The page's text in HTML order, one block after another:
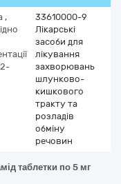
,
33610000-9
Лікарські
засоби для
лікування
захворювань
шлунково-
кишкового
тракту та
розладів
обміну
речовин
таблетки по 5 мг